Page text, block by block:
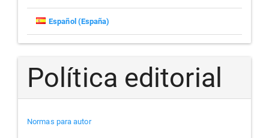
Español (España)
Política editorial
Normas para autor